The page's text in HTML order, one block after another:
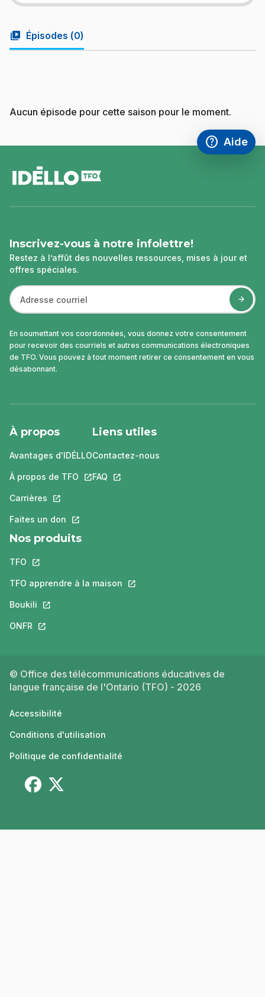
video_library Épisodes (0)
Aucun épisode pour cette saison pour le moment.
help
Accéder à
Aide
,Ce lien
de
page
Inscrivez-vous à notre infolettre!
Restez à l’affût des nouvelles ressources, mises à jour et
offres spéciales.
En soumettant vos coordonnées, vous donnez votre consentement
pour recevoir des courriels et autres communications électroniques
de TFO. Vous pouvez à tout moment retirer ce consentement en vous
désabonnant.
À propos
Avantages d'IDÉLLO
À propos de TFO Ce lien s'ouvrira dans un nouvel onglet.
Carrières Ce lien s'ouvrira dans un nouvel onglet.
Faites un don Ce lien s'ouvrira dans un nouvel onglet.
Liens utiles
Contactez-nous
FAQ Ce lien s'ouvrira dans un nouvel
Nos produits
TFO Ce lien s'ouvrira dans un nouvel onglet.
TFO apprendre à la maison Ce lien s'ouvrira dans un nouvel
Boukili Ce lien s'ouvrira dans un nouvel onglet.
ONFR Ce lien s'ouvrira dans un nouvel onglet.
© Office des télécommunications éducatives de
langue française de l'Ontario (TFO) - 2026
Accessibilité
Conditions d'utilisation
Politique de confidentialité